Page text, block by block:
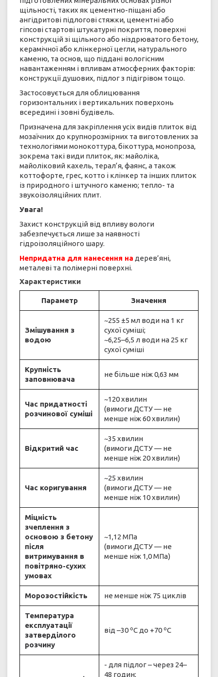
щільності, таких як цементно-піщані або
ангідритові підлогові стяжки, цементні або
гіпсові стартові штукатурні покриття, поверхні
конструкцій зі щільного або ніздрюватого бетону,
керамічної або клінкерної цегли, натурального
каменю, та основ, що піддані вологісним
навантаженням і впливам атмосферних факторів:
конструкції душових, підлог з підігрівом тощо.
Застосовується для облицювання
горизонтальних і вертикальних поверхонь
всередині і зовні будівель.
Призначена для закріплення усіх видів плиток від
мозаїчних до крупнорозмірних та виготовлених за
технологіями монокоттура, бікоттура, монопроза,
зокрема такі види плиток, як: майоліка,
майоліковий кахель, терал‘я, фаянс, а також
коттофорте, грес, котто і клінкер та інших плиток
із природного і штучного каменю; тепло- та
звукоізоляційних плит.
Увага!
Захист конструкцій від впливу вологи
забезпечується лише за наявності
гідроізоляційного шару.
Непридатна для нанесення на дерев’яні,
металеві та полімерні поверхні.
Характеристики
Параметр Значення
Змішування з
водою
~255 ±5 мл води на 1 кг
сухої суміші;
~6,25–6,5 л води на 25 кг
сухої суміші
Крупність
заповнювача
не більше ніж 0,63 мм
Час придатності
розчинової суміші
~120 хвилин
(вимоги ДСТУ — не
менше ніж 60 хвилин)
Відкритий час
~35 хвилин
(вимоги ДСТУ — не
менше ніж 20 хвилин)
Час коригування
~25 хвилин
(вимоги ДСТУ — не
менше ніж 10 хвилин)
Міцність
зчеплення з
основою з бетону
після
витримування в
повітряно-сухих
умовах
~1,12 МПа
(вимоги ДСТУ — не
менше ніж 1,0 МПа)
Морозостійкість не менше ніж 75 циклів
Температура
експлуатації
затверділого
розчину
від –30 ºC до +70 ºC
- для підлог – через 24–
48 годин;